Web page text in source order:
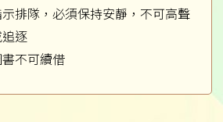
排隊，必須保持安靜，不可高聲
逐
不可續借